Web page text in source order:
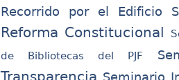
Recorrido por el Edificio
Reforma Constitucional
de Bibliotecas del PJF
Transparencia Seminario